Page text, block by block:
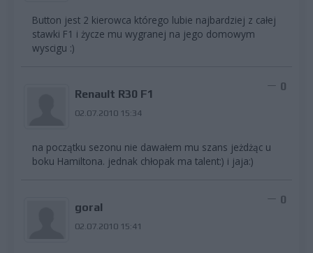
Button jest 2 kierowca którego lubie najbardziej z całej
stawki F1 i życze mu wygranej na jego domowym
wyscigu :)
Renault R30 F1
02.07.2010 15:34
0
na początku sezonu nie dawałem mu szans jeżdżąc u
boku Hamiltona. jednak chłopak ma talent:) i jaja:)
goral
02.07.2010 15:41
0